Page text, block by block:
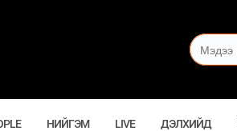
НИЙГЭМ LIVE ДЭЛХИЙД